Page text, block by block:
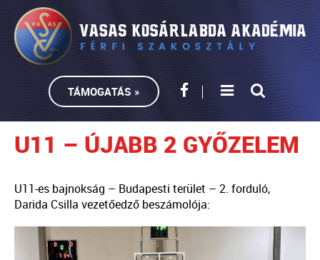
TÁMOGATÁS »
U11 – ÚJABB 2 GYŐZELEM
U11-es bajnokság – Budapesti terület – 2. forduló,
Darida Csilla vezetőedző beszámolója: